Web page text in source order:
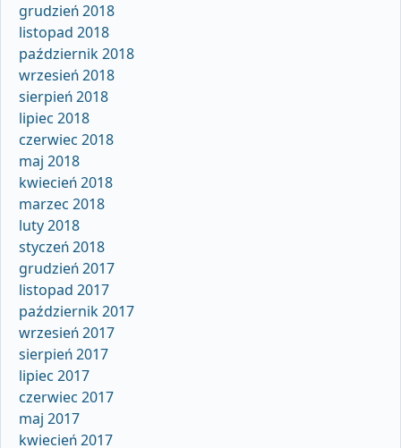
grudzień 2018
listopad 2018
październik 2018
wrzesień 2018
sierpień 2018
lipiec 2018
czerwiec 2018
maj 2018
kwiecień 2018
marzec 2018
luty 2018
styczeń 2018
grudzień 2017
listopad 2017
październik 2017
wrzesień 2017
sierpień 2017
lipiec 2017
czerwiec 2017
maj 2017
kwiecień 2017